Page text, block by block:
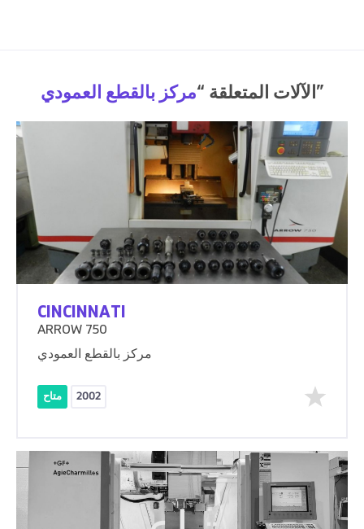
الآلات المتعلقة “مركز بالقطع العمودي ”
CINCINNATI
ARROW 750
مركز بالقطع العمودي
متاح 2002